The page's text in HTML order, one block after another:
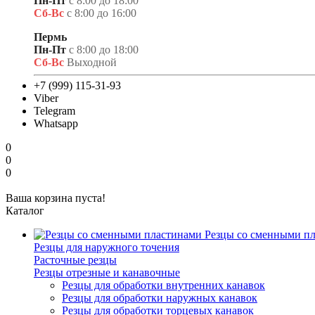
Сб-Вс с 8:00 до 16:00
Пермь
Пн-Пт с 8:00 до 18:00
Сб-Вс Выходной
+7 (999) 115-31-93
Viber
Telegram
Whatsapp
0
0
0
Ваша корзина пуста!
Каталог
Резцы со сменными
Резцы для наружного точения
Расточные резцы
Резцы отрезные и канавочные
Резцы для обработки внутренних канавок
Резцы для обработки наружных канавок
Резцы для обработки торцевых канавок